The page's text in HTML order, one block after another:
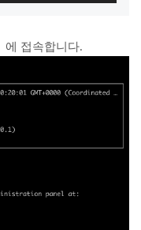
접속합니다.